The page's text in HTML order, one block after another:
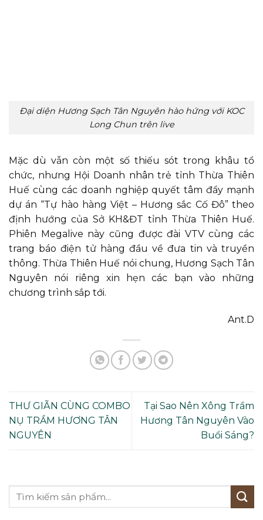
Đại diện Hương Sạch Tân Nguyên hào hứng với KOC
Long Chun trên live
Mặc dù vẫn còn một số thiếu sót trong khâu tổ
chức, nhưng Hội Doanh nhân trẻ tỉnh Thừa Thiên
Huế cùng các doanh nghiệp quyết tâm đẩy mạnh
dự án “Tự hào hàng Việt – Hương sắc Cố Đô” theo
định hướng của Sở KH&ĐT tỉnh Thừa Thiên Huế.
Phiên Megalive này cũng được đài VTV cùng các
trang báo điện tử hàng đầu về đưa tin và truyền
thông. Thừa Thiên Huế nói chung, Hương Sạch Tân
Nguyên nói riêng xin hẹn các bạn vào những
chương trình sắp tới.
Ant.D
THƯ GIÃN CÙNG COMBO
NỤ TRẦM HƯƠNG TÂN
NGUYÊN
Tại Sao Nên Xông Trầm
Hương Tân Nguyên Vào
Buổi Sáng?